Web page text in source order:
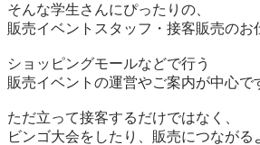
そんな学生さんにぴったりの、
販売イベントスタッフ・接客販売のお
ショッピングモールなどで行う
販売イベントの運営やご案内が中心で
ただ立って接客するだけではなく、
ビンゴ大会をしたり、販売につながる